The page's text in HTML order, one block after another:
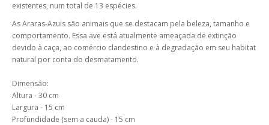
existentes, num total de 13 espécies.
As Araras-Azuis são animais que se destacam pela beleza, tamanho e
comportamento. Essa ave está atualmente ameaçada de extinção
devido à caça, ao comércio clandestino e à degradação em seu habitat
natural por conta do desmatamento.
Dimensão:
Altura - 30 cm
Largura - 15 cm
Profundidade (sem a cauda) - 15 cm